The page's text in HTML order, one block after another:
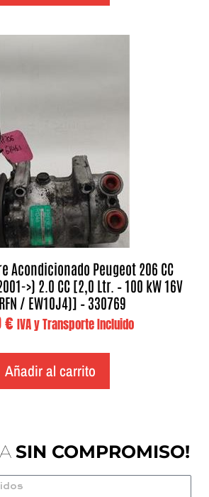
Acondicionado Peugeot 206 CC
>) 2.0 CC [2,0 Ltr. – 100 kW 16V
/ EW10J4)] – 330769
€ IVA y Transporte Incluido
Añadir al carrito
SIN COMPROMISO!